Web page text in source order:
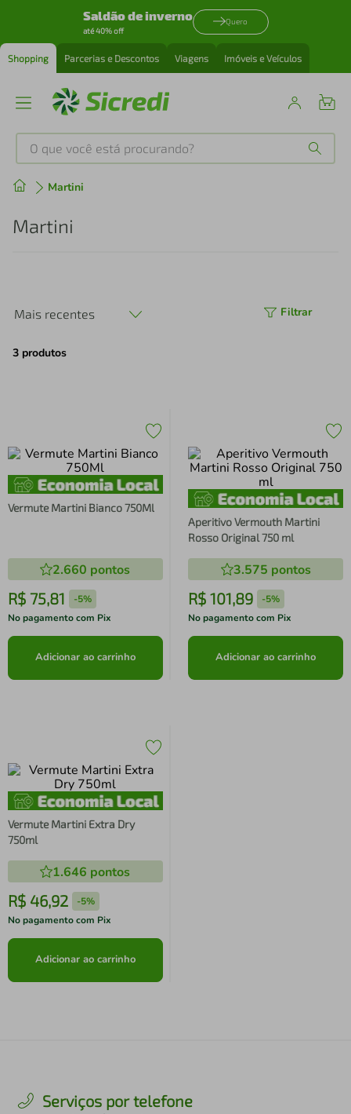
Saldão de inverno
até 40% off
Quero
Shopping Parcerias e Descontos Viagens Imóveis e Veículos
O que você está procurando?
Martini
Martini
Mais recentes Filtrar
3 produtos
Vermute Martini Bianco 750Ml
2.660 pontos
R$ 75,81 -5%
No pagamento com Pix
Adicionar ao carrinho
Aperitivo Vermouth Martini
Rosso Original 750 ml
3.575 pontos
R$ 101,89 -5%
No pagamento com Pix
Adicionar ao carrinho
Vermute Martini Extra Dry
750ml
1.646 pontos
R$ 46,92 -5%
No pagamento com Pix
Adicionar ao carrinho
Serviços por telefone
Produtos mais buscados
º tenis
perfume
4º air fryer